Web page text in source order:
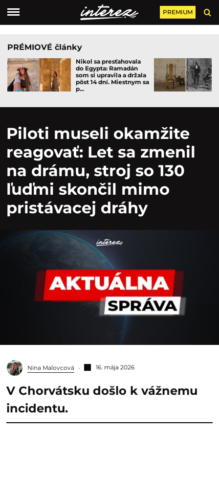
PREMIUM
PRÉMIOVÉ články
Nikol sa presťahovala
do Egypta: Ramadán
som si upravila a držala
pôst 14 dní. Miestnym sa
p...
Piloti museli okamžite
reagovať: Let sa zmenil
na drámu, stroj so 130
ľuďmi skončil mimo
pristávacej dráhy
Nina Malovcová 16. mája 2026
V Chorvátsku došlo k vážnemu
incidentu.